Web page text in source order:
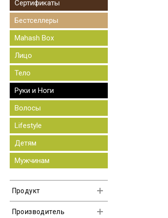
Сертификаты
Бестселлеры
Mahash Box
Лицо
Тело
Руки и Ноги
Волосы
Lifestyle
Детям
Мужчинам
Продукт
Производитель